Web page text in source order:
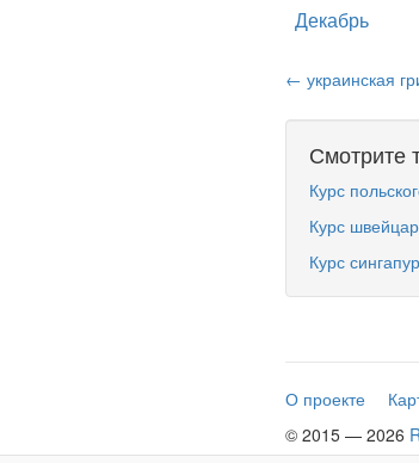
Декабрь
← украинская
Смотрите
Курс
Курс
Курс
О проекте
© 2015 — 2026